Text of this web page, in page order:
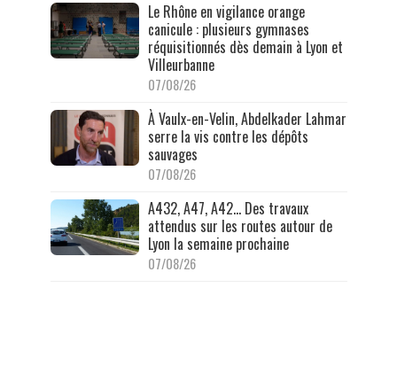
Le Rhône en vigilance orange
canicule : plusieurs gymnases
réquisitionnés dès demain à Lyon et
Villeurbanne
07/08/26
À Vaulx-en-Velin, Abdelkader Lahmar
serre la vis contre les dépôts
sauvages
07/08/26
A432, A47, A42… Des travaux
attendus sur les routes autour de
Lyon la semaine prochaine
07/08/26